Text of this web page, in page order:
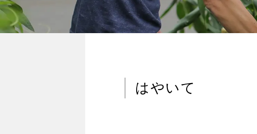
はやいて